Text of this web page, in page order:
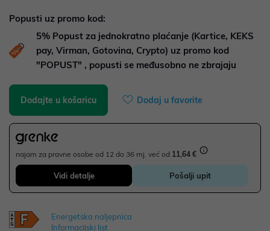
Popusti uz promo kod:
5% Popust za jednokratno plaćanje (Kartice, KEKS
pay, Virman, Gotovina, Crypto) uz promo kod
"POPUST" , popusti se međusobno ne zbrajaju
Dodajte u košaricu Dodaj u favorite
najam za pravne osobe od 12 do 36 mj. već od 11,64 €
Vidi detalje Pošalji upit
Energetska naljepnica
Informacijski list